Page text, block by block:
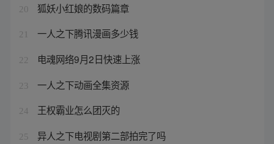
20 狐妖小红娘的数码篇章
21 一人之下腾讯漫画多少钱
22 电魂网络9月2日快速上涨
23 一人之下动画全集资源
24 王权霸业怎么团灭的
25 异人之下电视剧第二部拍完了吗